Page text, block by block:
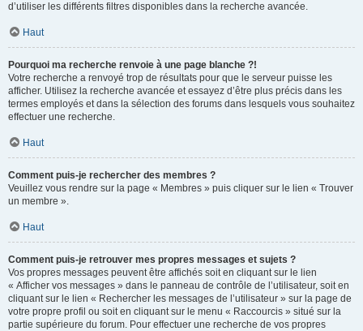
d’utiliser les différents filtres disponibles dans la recherche avancée.
Haut
Pourquoi ma recherche renvoie à une page blanche ?!
Votre recherche a renvoyé trop de résultats pour que le serveur puisse les
afficher. Utilisez la recherche avancée et essayez d’être plus précis dans les
termes employés et dans la sélection des forums dans lesquels vous souhaitez
effectuer une recherche.
Haut
Comment puis-je rechercher des membres ?
Veuillez vous rendre sur la page « Membres » puis cliquer sur le lien « Trouver
un membre ».
Haut
Comment puis-je retrouver mes propres messages et sujets ?
Vos propres messages peuvent être affichés soit en cliquant sur le lien
« Afficher vos messages » dans le panneau de contrôle de l’utilisateur, soit en
cliquant sur le lien « Rechercher les messages de l’utilisateur » sur la page de
votre propre profil ou soit en cliquant sur le menu « Raccourcis » situé sur la
partie supérieure du forum. Pour effectuer une recherche de vos propres